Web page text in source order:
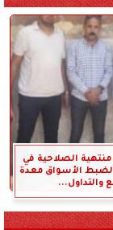
الصلاحية في
لضبط الأسواق معدة
والتداول...